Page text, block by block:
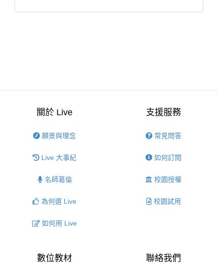
關於 Live
願景與理念
Live 大事紀
名師葛倫
為何選 Live
如何用 Live
支援服務
常見問答
如何訂閱
校園授權
校園試用
數位教材 聯絡我們